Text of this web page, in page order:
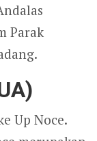
Parak
Up Noce.